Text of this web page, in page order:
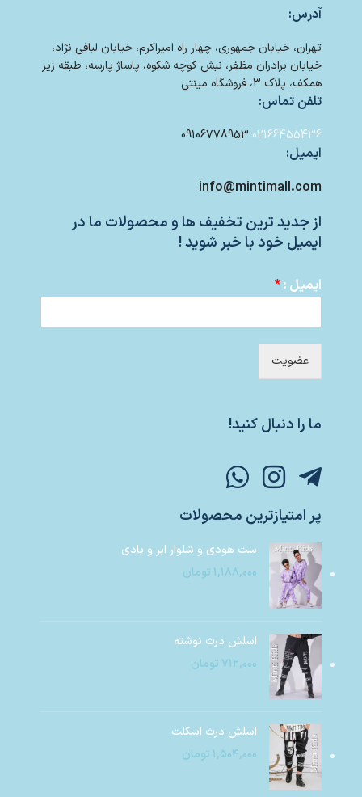
آدرس:
تهران، خیابان جمهوری، چهار راه امیراکرم، خیابان لبافی نژاد،
خیابان برادران مظفر، نبش کوچه شکوه، پاساژ پارسه، طبقه زیر
همکف، پلاک 3، فروشگاه مینتی
تلفن تماس:
02166455436
09106778953
ایمیل:
info@mintimall.com
از جدید ترین تخفیف ها و محصولات ما در
ایمیل خود با خبر شوید !
ایمیل :*
عضویت
ما را دنبال کنید!
پر امتیازترین محصولات
ست هودی و شلوار ابر و بادی
۱,۱۸۸,۰۰۰ تومان
اسلش درث نوشته
۷۱۲,۰۰۰ تومان
اسلش درث اسکلت
۱,۵۰۴,۰۰۰ تومان